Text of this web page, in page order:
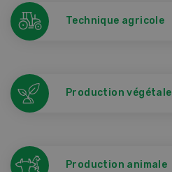
Technique agricole
Production végétale
Production animale